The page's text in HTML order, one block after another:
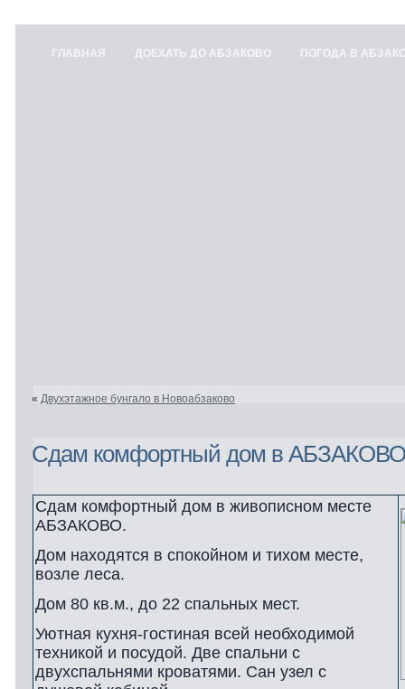
ГЛАВНАЯ ДОЕХАТЬ ДО АБЗАКОВО ПОГОДА В
« Двухэтажное бунгало в Новоабзаково
Сдам комфортный дом в АБЗАКОВО
Сдам комфортный дом в живописном месте
АБЗАКОВО.
Дом находятся в спокойном и тихом месте,
возле леса.
Дом 80 кв.м., до 22 спальных мест.
Уютная кухня-гостиная всей необходимой
техникой и посудой. Две спальни с
двухспальнями кроватями. Сан узел с